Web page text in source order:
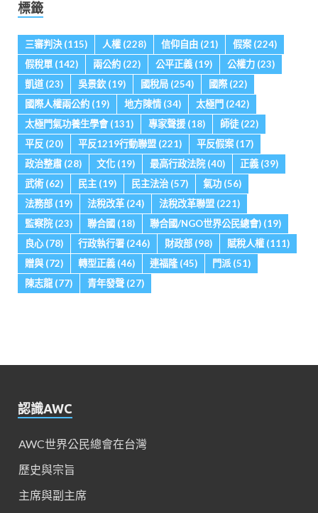
標籤
三審判決(115) 人權(228) 信仰自由 (21) 假案(224)
假稅單 (142) 兩公約 (22) 公平正義(19) 公權力 (23)
凱道(23) 吳景欽 (19) 國稅局 (254) 國際(22)
國際人權兩公約 (19) 地方陳情(34) 太極門 (242)
太極門氣功養生學會(131) 專家聲援(18) 師徒(22)
平反 (20) 平反1219行動聯盟 (221) 平反假案(17)
政治整肅 (28) 文化 (19) 最高行政法院(40) 正義(39)
武術(62) 民主 (19) 民主法治 (57) 氣功 (56)
法務部 (19) 法稅改革(24) 法稅改革聯盟 (221)
監察院(23) 聯合國 (18) 聯合國/NGO世界公民總會) (19)
良心(78) 行政執行署 (246) 財政部 (98) 賦稅人權(111)
贈與(72) 轉型正義(46) 連福隆(45) 門派(51)
陳志龍(77) 青年發聲 (27)
認識AWC
AWC世界公民總會在台灣
歷史與宗旨
主席與副主席